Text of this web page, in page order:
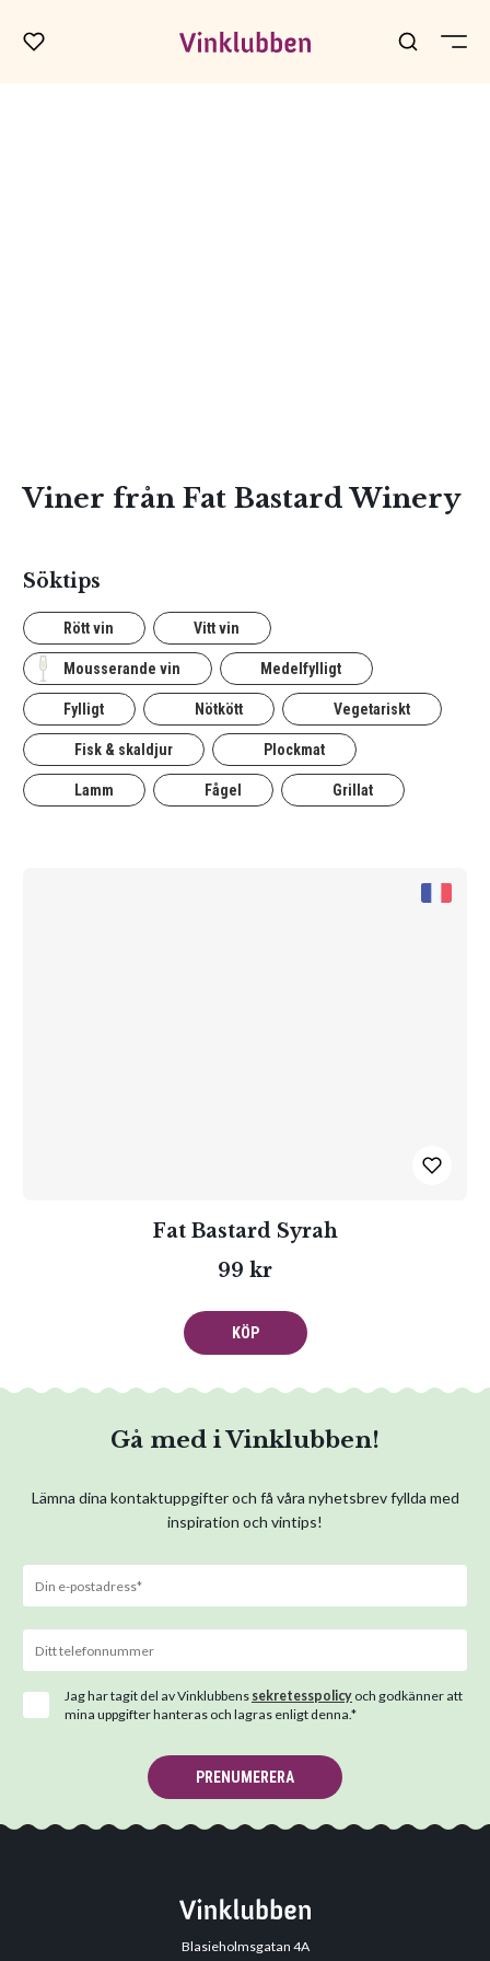
Viner från Fat Bastard Winery
Söktips
Rött vin Vitt vin
Mousserande vin Medelfylligt
Fylligt Nötkött Vegetariskt
Fisk & skaldjur Plockmat
Lamm Fågel Grillat
Fat Bastard Syrah
99 kr
KÖP
Gå med i Vinklubben!
Lämna dina kontaktuppgifter och få våra nyhetsbrev fyllda med
inspiration och vintips!
Jag har tagit del av Vinklubbens sekretesspolicy och godkänner att
mina uppgifter hanteras och lagras enligt denna.*
PRENUMERERA
Blasieholmsgatan 4A